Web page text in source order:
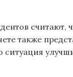
считают,
также